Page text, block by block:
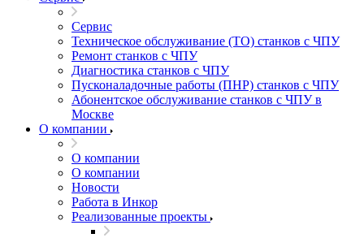
Сервис
Техническое обслуживание (ТО) станков с ЧПУ
Ремонт станков с ЧПУ
Диагностика станков с ЧПУ
Пусконаладочные работы (ПНР) станков с ЧПУ
Абонентское обслуживание станков с ЧПУ в
Москве
О компании
О компании
О компании
Новости
Работа в Инкор
Реализованные проекты